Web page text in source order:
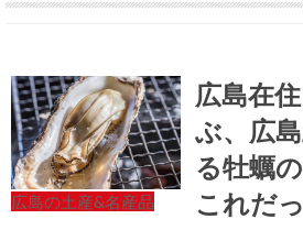
広島の土産&名産品
広島在
ぶ、広
る牡蠣
これだ